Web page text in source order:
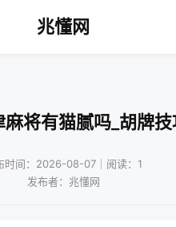
兆懂网
将有猫腻吗_胡牌
时间：2026-08-07｜阅读：1
发布者：兆懂网